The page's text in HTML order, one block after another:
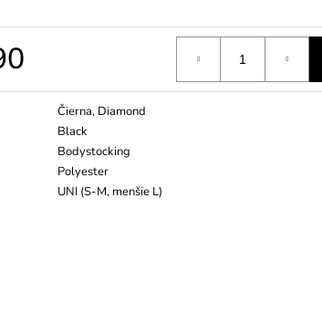
Čierna, Diamond
Black
Bodystocking
Polyester
UNI (S-M, menšie L)